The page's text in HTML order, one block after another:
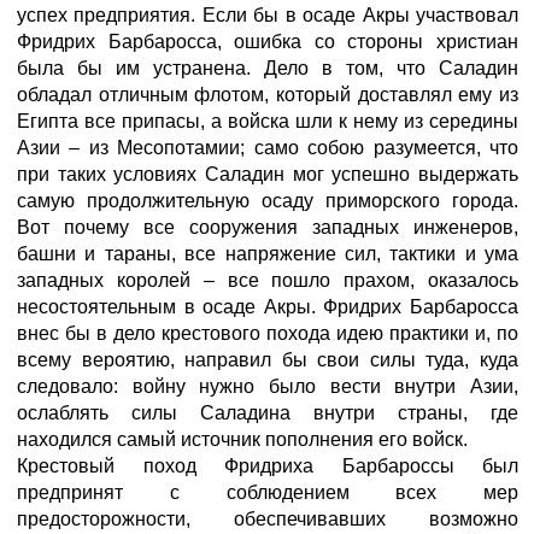
успех предприятия. Если бы в осаде Акры участвовал
Фридрих Барбаросса, ошибка со стороны христиан
была бы им устранена. Дело в том, что Саладин
обладал отличным флотом, который доставлял ему из
Египта все припасы, а войска шли к нему из середины
Азии – из Месопотамии; само собою разумеется, что
при таких условиях Саладин мог успешно выдержать
самую продолжительную осаду приморского города.
Вот почему все сооружения западных инженеров,
башни и тараны, все напряжение сил, тактики и ума
западных королей – все пошло прахом, оказалось
несостоятельным в осаде Акры. Фридрих Барбаросса
внес бы в дело крестового похода идею практики и, по
всему вероятию, направил бы свои силы туда, куда
следовало: войну нужно было вести внутри Азии,
ослаблять силы Саладина внутри страны, где
находился самый источник пополнения его войск.
Крестовый поход Фридриха Барбароссы был
предпринят с соблюдением всех мер
предосторожности, обеспечивавших возможно